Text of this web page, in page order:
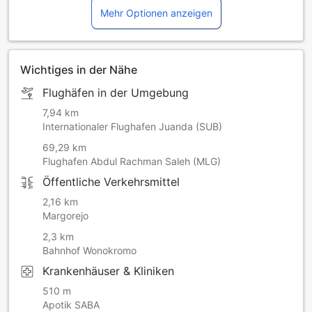
Mehr Optionen anzeigen
Wichtiges in der Nähe
Flughäfen in der Umgebung
7,94 km
Internationaler Flughafen Juanda (SUB)
69,29 km
Flughafen Abdul Rachman Saleh (MLG)
Öffentliche Verkehrsmittel
2,16 km
Margorejo
2,3 km
Bahnhof Wonokromo
Krankenhäuser & Kliniken
510 m
Apotik SABA